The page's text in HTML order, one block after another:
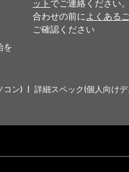
を
ット でご連絡ください
合わせの前に よくある
ご確認ください
コン) 詳細スペック(個人向け